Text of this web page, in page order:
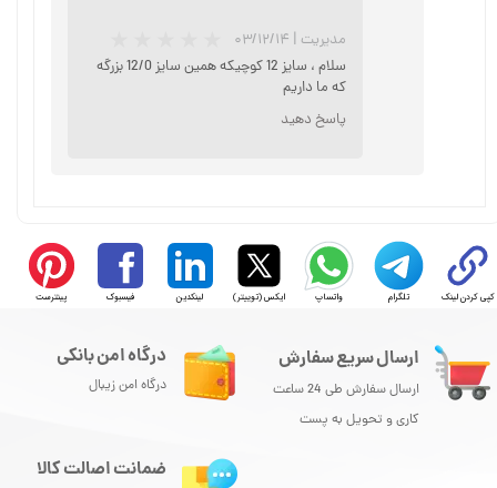
★ ★★ ★★
مدیریت | ۰۳/۱۲/۱۴
سلام ، سایز 12 کوچیکه همین سایز 12/0 بزرگه
که ما داریم
پاسخ دهید
کپی کردن لینک تلگرام واتساپ ایکس (توییتر) لینکدین فیسبوک پینترست
ارسال سریع سفارش
ارسال سفارش طی 24 ساعت
کاری و تحویل به پست
درگاه امن بانکی
درگاه امن زیبال
ضمانت اصالت کالا